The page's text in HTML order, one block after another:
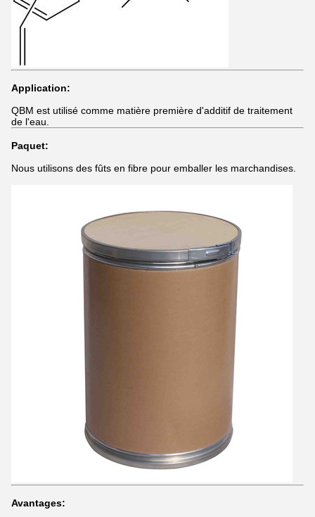
Application:
QBM est utilisé comme matière première d'additif de traitement
de l'eau.
Paquet:
Nous utilisons des fûts en fibre pour emballer les marchandises.
Avantages: